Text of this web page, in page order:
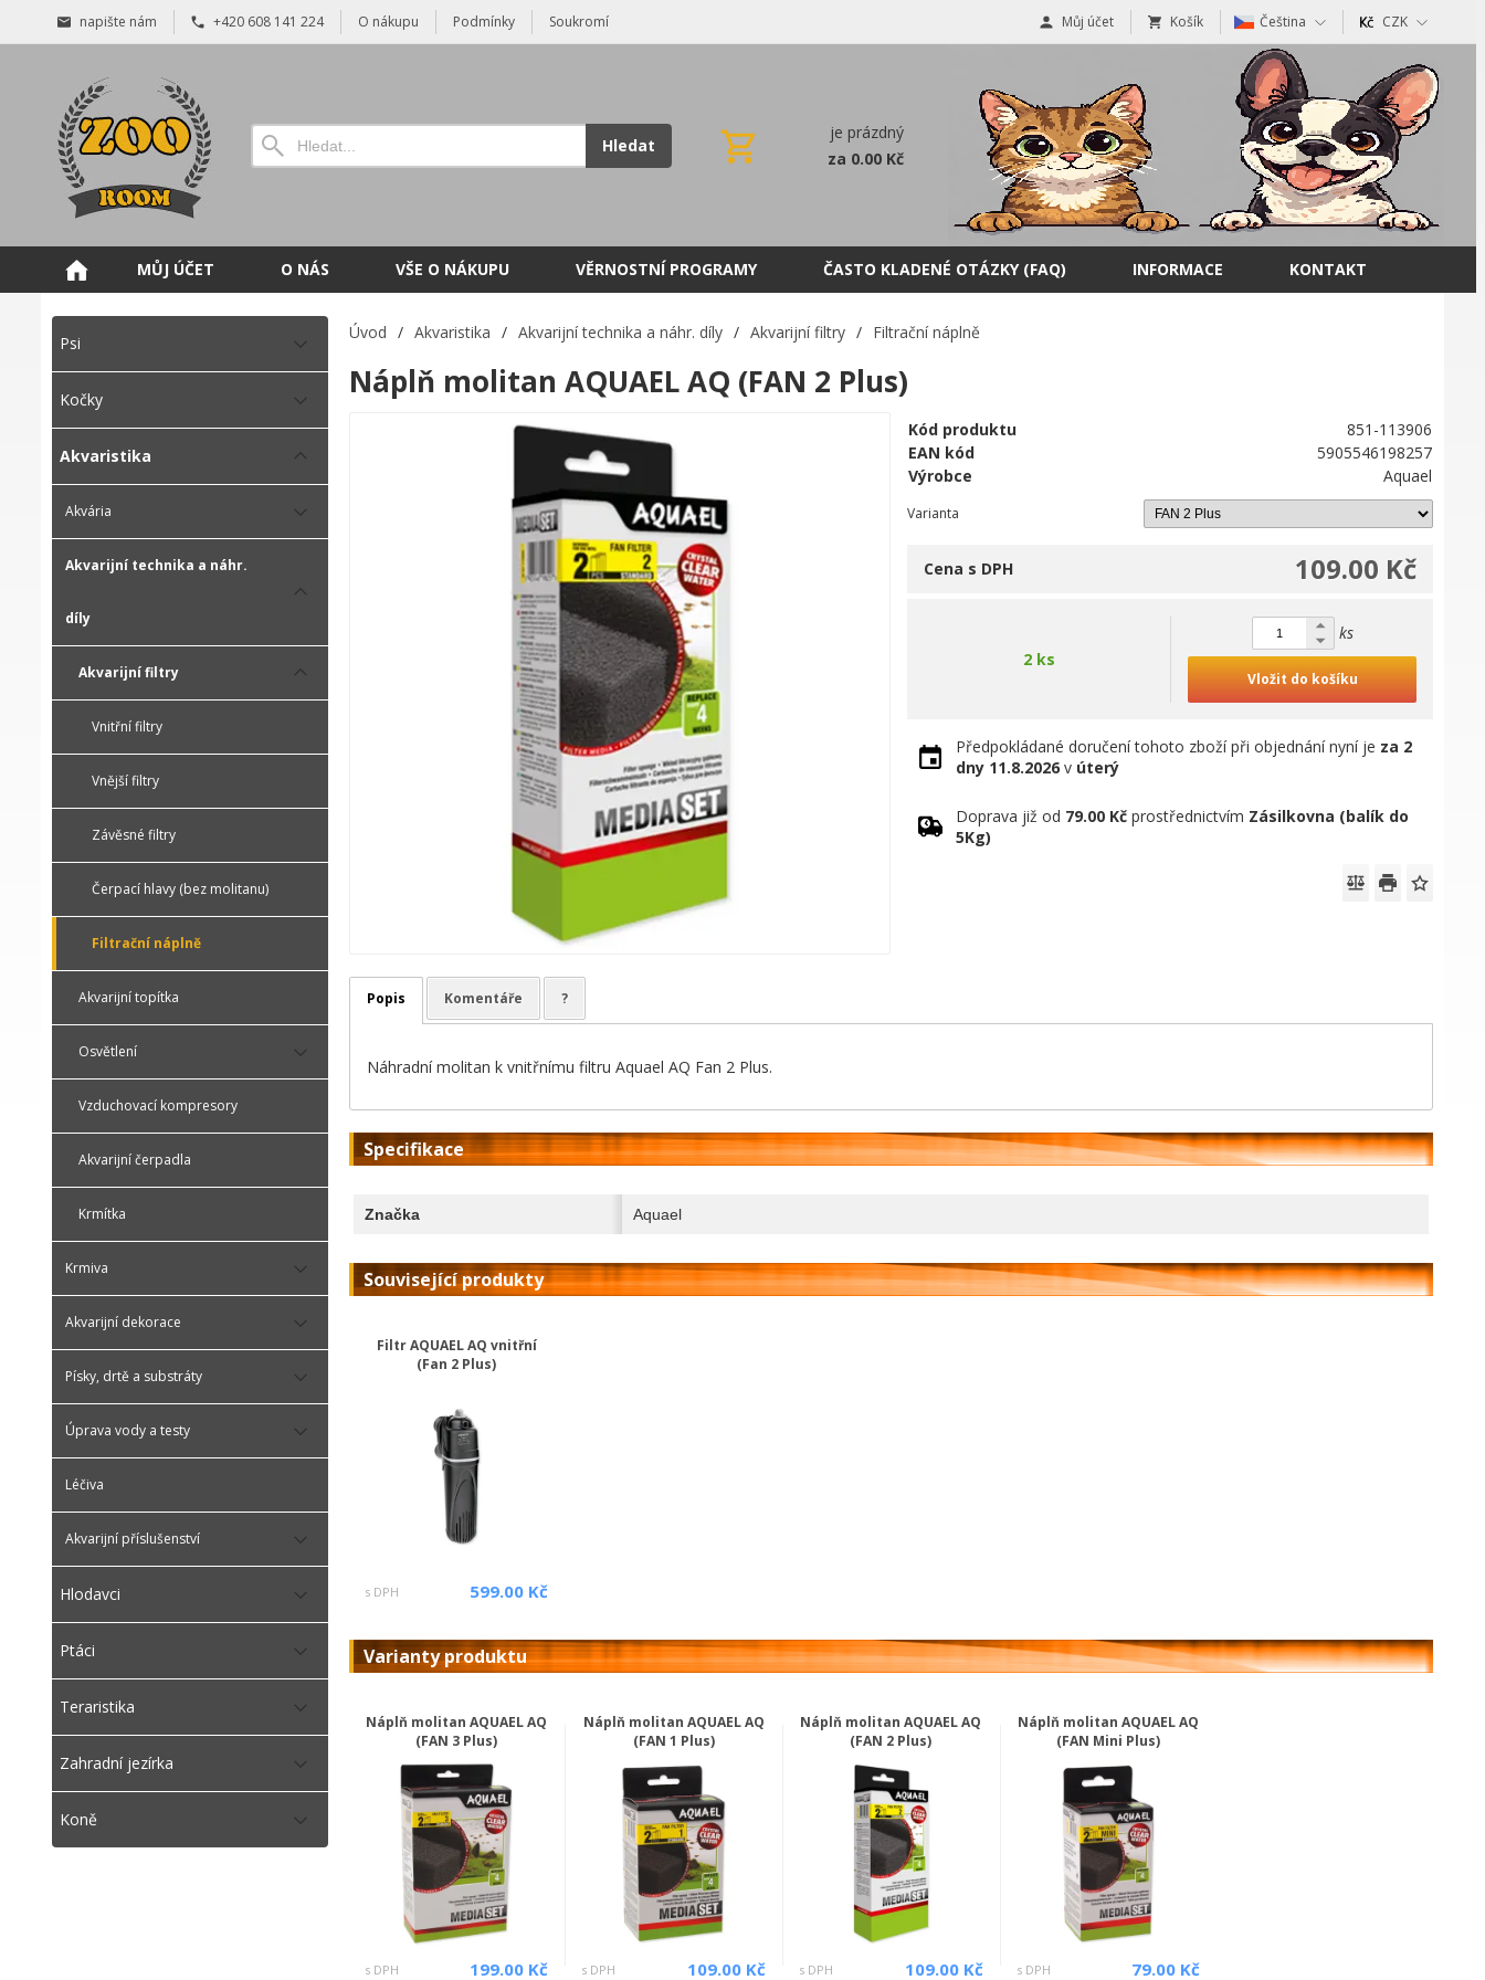
napište nám +420 608 141 224 O nákupu Podmínky Soukromí Můj účet Košík Čeština CZK
Hledat
je prázdný
za 0.00 Kč
MŮJ ÚČET O NÁS VŠE O NÁKUPU VĚRNOSTNÍ PROGRAMY ČASTO KLADENÉ OTÁZKY (FAQ) INFORMACE KONTAKT
Psi
Kočky
Akvaristika
Akvária
Akvarijní technika a náhr.
díly
Akvarijní filtry
Vnitřní filtry
Vnější filtry
Závěsné filtry
Čerpací hlavy (bez molitanu)
Filtrační náplně
Akvarijní topítka
Osvětlení
Vzduchovací kompresory
Akvarijní čerpadla
Krmítka
Krmiva
Akvarijní dekorace
Písky, drtě a substráty
Úprava vody a testy
Léčiva
Akvarijní příslušenství
Hlodavci
Ptáci
Teraristika
Zahradní jezírka
Koně
Úvod / Akvaristika / Akvarijní technika a náhr. díly / Akvarijní filtry / Filtrační náplně
Náplň molitan AQUAEL AQ (FAN 2 Plus)
Kód produktu
851-113906
EAN kód
5905546198257
Výrobce
Aquael
Varianta
109.00 Kč
Cena s DPH
2 ks
ks
Vložit do košíku
Předpokládané doručení tohoto zboží při objednání nyní je za 2
dny 11.8.2026 v úterý
Doprava již od 79.00 Kč prostřednictvím Zásilkovna (balík do
5Kg)
Popis Komentáře ?
Náhradní molitan k vnitřnímu filtru Aquael AQ Fan 2 Plus.
Specifikace
Značka Aquael
Související produkty
Filtr AQUAEL AQ vnitřní
(Fan 2 Plus)
s DPH 599.00 Kč
Varianty produktu
Náplň molitan AQUAEL AQ
(FAN 3 Plus)
s DPH 199.00 Kč
Náplň molitan AQUAEL AQ
(FAN 1 Plus)
s DPH 109.00 Kč
Náplň molitan AQUAEL AQ
(FAN 2 Plus)
s DPH 109.00 Kč
Náplň molitan AQUAEL AQ
(FAN Mini Plus)
s DPH 79.00 Kč